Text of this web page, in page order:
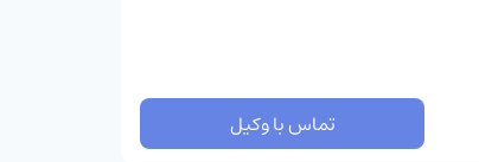
تماس با وکیل